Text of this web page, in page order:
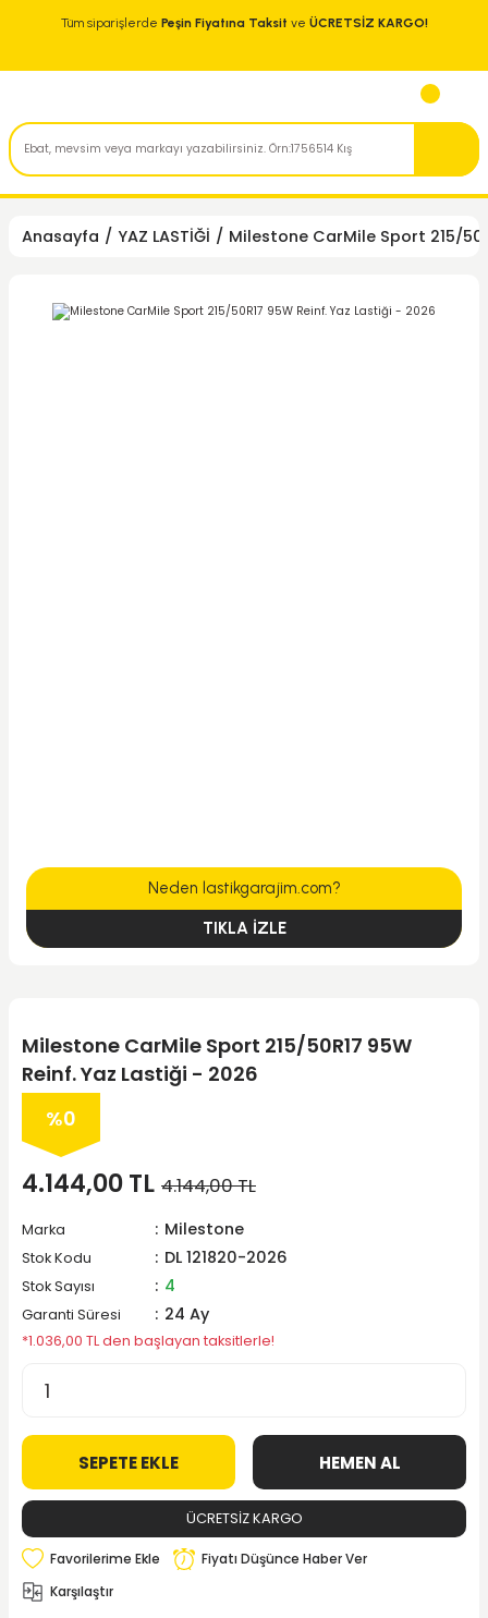
Tüm siparişlerde Peşin Fiyatına Taksit ve ÜCRETSİZ KARGO!
Anasayfa YAZ LASTİĞİ Milestone CarMile Sport 215/
Neden lastikgarajim.com?
TIKLA İZLE
Milestone CarMile Sport 215/50R17 95W
Reinf. Yaz Lastiği - 2026
%0
4.144,00 TL 4.144,00 TL
Marka Milestone
Stok Kodu DL 121820-2026
Stok Sayısı 4
Garanti Süresi 24 Ay
*1.036,00 TL den başlayan taksitlerle!
SEPETE EKLE HEMEN AL
ÜCRETSİZ KARGO
Fiyatı Düşünce Haber Ver
Karşılaştır